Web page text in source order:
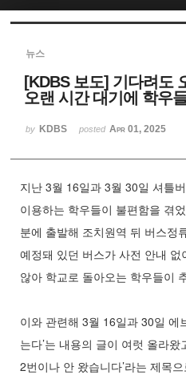
뉴스
[KDBS 보도] 기다려도
오랜 시간 대기에 학우
by KDBS posted Apr 01, 2025
지난 3월 16일과 3월 30일 셔틀
이용하는 학우들이 불편함을 겪
분에 출발해 조치원역 뒤 버스정
예정돼 있던 버스가 사전 안내
않아 학교로 돌아오는 학우들이
이와 관련해 3월 16일과 30일 에
는다’는 내용의 글이 여럿 올라
2번이나 안 왔습니다’라는 제목
Sketchbook5,
Sketchbook5,